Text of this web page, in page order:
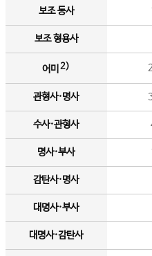
보조 동사
보조 형용사
어미 2)
관형사·명사
수사·관형사
명사·부사
감탄사·명사
대명사·부사
대명사·감탄사